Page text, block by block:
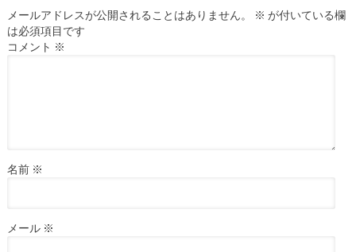
メールアドレスが公開されることはありません。 ※ が付いている欄
は必須項目です
コメント ※
名前 ※
メール ※